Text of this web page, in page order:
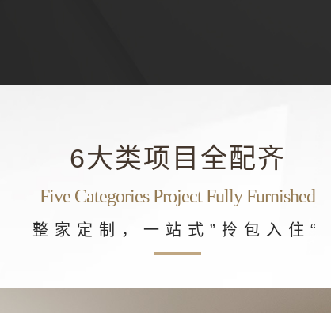
6大类项目全配齐
Five Categories Project Fully Furnished
整家定制，一站式”拎包入住“